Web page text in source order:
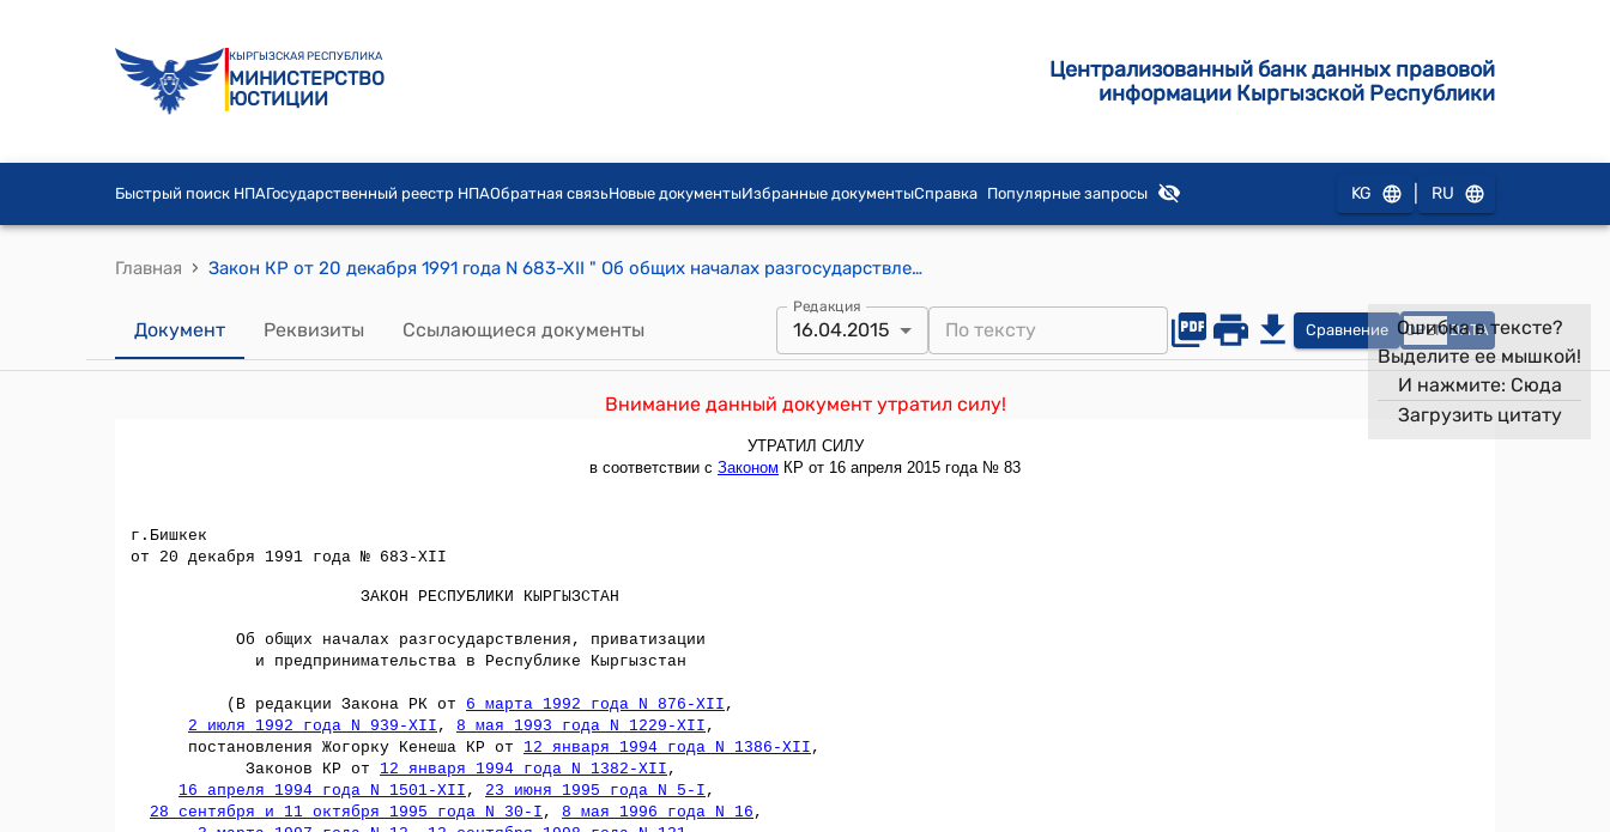
КЫРГЫЗСКАЯ РЕСПУБЛИКА
МИНИСТЕРСТВО
ЮСТИЦИИ
Централизованный банк данных правовой
информации Кыргызской Республики
Быстрый поиск НПАГосударственный реестр НПАОбратная связьНовые документыИзбранные документыСправка Популярные запросы KG RU
Главная › Закон КР от 20 декабря 1991 года N 683-XII " Об общих началах разгосударствления, приватизации и предпринимательства в Республике Кыргызстан"
Документ Реквизиты Ссылающиеся документы
Редакция
16.04.2015 Сравнение OPEN DATA
Внимание данный документ утратил силу!
Ошибка в тексте?
Выделите ее мышкой!
И нажмите: Сюда
Загрузить цитату